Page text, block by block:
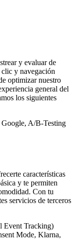
y evaluar de
y navegación
optimizar nuestro
general del
los siguientes
A/B-Testing
características
y te permiten
Con tu
servicios de terceros
Event Tracking)
Mode, Klarna,